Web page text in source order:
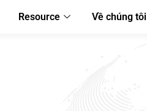
Resource Về chúng tôi